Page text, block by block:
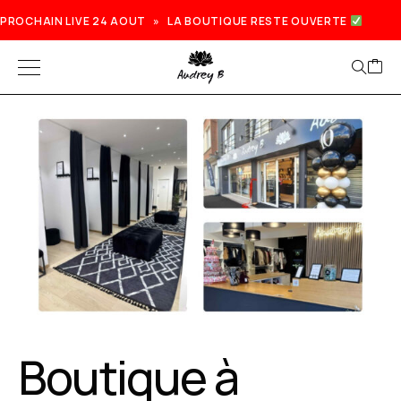
PROCHAIN LIVE 24 AOUT » LA BOUTIQUE RESTE OUVERTE
Prochain live lundi